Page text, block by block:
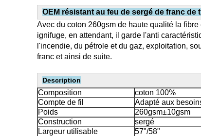
OEM résistant au feu de sergé de franc
Avec du coton 260gsm de haute qualité la
ignifuge, en attendant, il garde l'anti
l'incendie, du pétrole et du gaz, exploitation,
franc et ainsi de suite.
Description
Composition
coton 100%
Compte de fil
Adapté aux
Poids
260gsm±10gsm
Construction
sergé
Largeur utilisable
57"/58"